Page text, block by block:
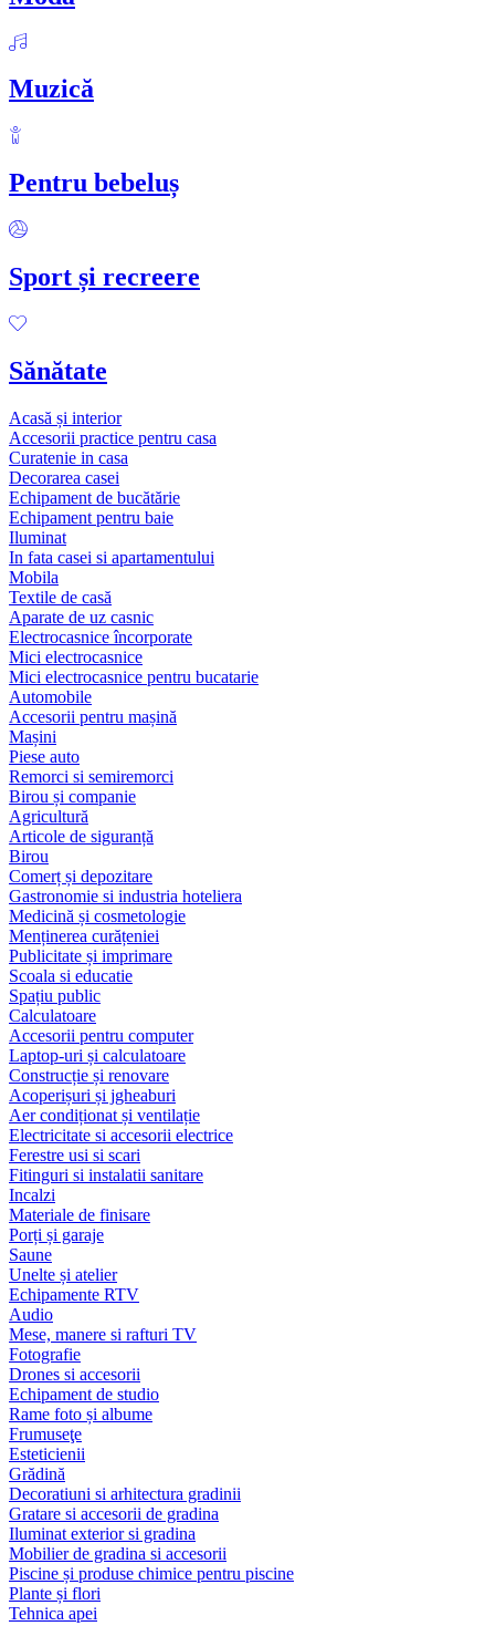
Muzică
Pentru bebeluș
Sport și recreere
Sănătate
Acasă și interior
Accesorii practice pentru casa
Curatenie in casa
Decorarea casei
Echipament de bucătărie
Echipament pentru baie
Iluminat
In fata casei si apartamentului
Mobila
Textile de casă
Aparate de uz casnic
Electrocasnice încorporate
Mici electrocasnice
Mici electrocasnice pentru bucatarie
Automobile
Accesorii pentru mașină
Mașini
Piese auto
Remorci si semiremorci
Birou și companie
Agricultură
Articole de siguranță
Birou
Comerț și depozitare
Gastronomie si industria hoteliera
Medicină și cosmetologie
Menținerea curățeniei
Publicitate și imprimare
Scoala si educatie
Spațiu public
Calculatoare
Accesorii pentru computer
Laptop-uri și calculatoare
Construcție și renovare
Acoperișuri și jgheaburi
Aer condiționat și ventilație
Electricitate si accesorii electrice
Ferestre usi si scari
Fitinguri si instalatii sanitare
Incalzi
Materiale de finisare
Porți și garaje
Saune
Unelte și atelier
Echipamente RTV
Audio
Mese, manere si rafturi TV
Fotografie
Drones si accesorii
Echipament de studio
Rame foto și albume
Frumuseţe
Esteticienii
Grădină
Decoratiuni si arhitectura gradinii
Gratare si accesorii de gradina
Iluminat exterior si gradina
Mobilier de gradina si accesorii
Piscine și produse chimice pentru piscine
Plante și flori
Tehnica apei